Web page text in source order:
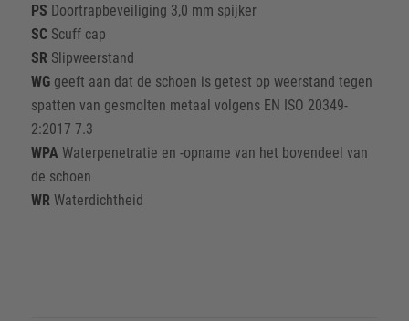
PS Doortrapbeveiliging 3,0 mm spijker
SCScuff cap
SRSlipweerstand
WGgeeft aan dat de schoen is getest op weerstand tegen
spatten van gesmolten metaal volgens EN ISO 20349-
2:2017 7.3
WPA Waterpenetratie en -opname van het bovendeel van
de schoen
WRWaterdichtheid